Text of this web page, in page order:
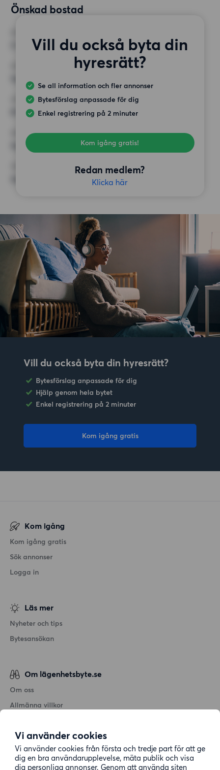
Vi använder cookies
Vi använder cookies från första och tredje part för att ge
dig en bra användarupplevelse, mäta publik och visa
dig personliga annonser. Genom att använda siten
Önskad bostad
Vill du också byta din
hyresrätt?
Se all information och fler annonser
Bytesförslag anpassade för dig
Enkel registrering på 2 minuter
Kom igång gratis!
Redan medlem?
Klicka här
MINST ANTAL KVADRATMETER
HÖGSTA HYRA
8 000 kr
Inga speciella krav
ÖVRIGA PREFERENSER
Inga speciella preferenser
Vill du också byta din hyresrätt?
Bytesförslag anpassade för dig
Hjälp genom hela bytet
Enkel registrering på 2 minuter
Kom igång gratis
Kom igång
Kom igång gratis
Sök annonser
Logga in
Läs mer
Nyheter och tips
Bytesansökan
Om lägenhetsbyte.se
Om oss
Allmänna villkor
Cookiepolicy
Sitemap